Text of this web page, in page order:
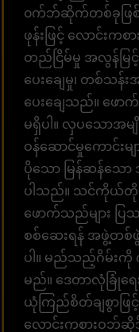
၀က်ဘ်ဆိုက်တစ်ခုဖြ
ဖုန်းဖြင့် လောင်းကစ
တည်ငြိမ်မှု အလွန်မြင့်မ
ပေးချေမှု၊ တစ်သ
ပေးချေသည်။ ဖေ
မရှိပါ။ လှပသောအမ
ဝန်ဆောင်မှုကောင်းမ
ပိုသော မြန်ဆန်သေ
ပါသည်။ သင်ကိုယ်တိုင်
ဖောက်သည်များ ပြ
စစ်ဆေးရန် အဖွဲ့တစ်
ပါ။ မည်သည့်ဂိမ်းကို
မည်။ ဒေတာလုံခြုံ
ယုံကြည်စိတ်ချစွာဖြ
လောင်းကစားဝဘ်